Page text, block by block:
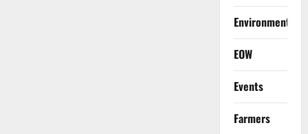
Environment
EOW
Events
Farmers